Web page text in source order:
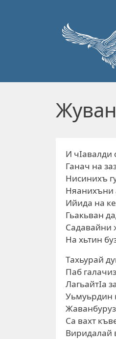
И чIавалди
Ганач на
Нисинихъ
Няанихъни
Ийида на
Гьакьван
Садавайни
На хьтин
Тахьурай
Паб
ЛагьайтIа
Уьмуьрдин
Са вахт
Виридалай